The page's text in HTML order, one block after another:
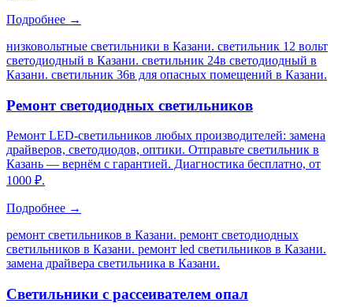
Подробнее →
низковольтные светильники в Казани. светильник 12 вольт
светодиодный в Казани. светильник 24в светодиодный в
Казани. светильник 36в для опасных помещений в Казани.
Ремонт светодиодных светильников
Ремонт LED-светильников любых производителей: замена
драйверов, светодиодов, оптики. Отправьте светильник в
Казань — вернём с гарантией. Диагностика бесплатно, от
1000 ₽.
Подробнее →
ремонт светильников в Казани. ремонт светодиодных
светильников в Казани. ремонт led светильников в Казани.
замена драйвера светильника в Казани.
Светильники с рассеивателем опал